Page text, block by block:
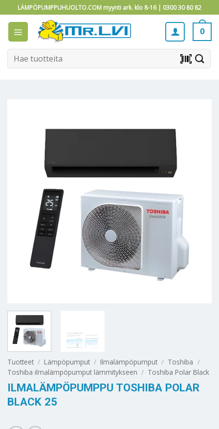
to
content
LÄMPÖPUMPPUHUOLTO.COM myynti ark. klo 8-16 | 0300 30 80 82
0
Etsi: barcode_scanner
Tuotteet / Lämpöpumput / Ilmalämpöpumput / Toshiba /
Toshiba ilmalämpöpumput lämmitykseen / Toshiba Polar Black
ILMALÄMPÖPUMPPU TOSHIBA POLAR
BLACK 25